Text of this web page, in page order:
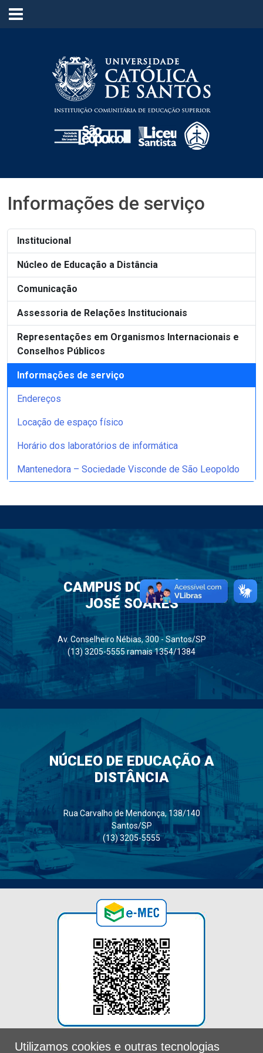
≡
Institucional
Núcleo de Educação a Distância
Comunicação
Assessoria de Relações Institucionais
Representações em Organismos Internacionais e
Conselhos Públicos
Informações de serviço
Endereços
Locação de espaço físico
Horário dos laboratórios de informática
Mantenedora – Sociedade Visconde de São Leopoldo
Informações de serviço
CAMPUS DOM IDÍLIO
JOSÉ SOARES
Av. Conselheiro Nébias, 300 - Santos/SP
(13) 3205-5555 ramais 1354/1384
NÚCLEO DE EDUCAÇÃO A
DISTÂNCIA
Rua Carvalho de Mendonça, 138/140
Santos/SP
(13) 3205-5555
Utilizamos cookies e outras tecnologias